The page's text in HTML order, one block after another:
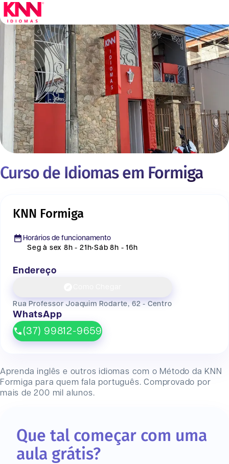
Curso de Idiomas em Formiga
Aprenda inglês e outros idiomas com o Método da KNN
Formiga para quem fala português. Comprovado por
mais de 200 mil alunos.
KNN Formiga
Horários de funcionamento
Seg à sex 8h - 21h•Sáb 8h - 16h
Endereço
Rua Professor Joaquim Rodarte, 62 - Centro
WhatsApp
(37) 99812-9659
Que tal começar com uma
aula grátis?